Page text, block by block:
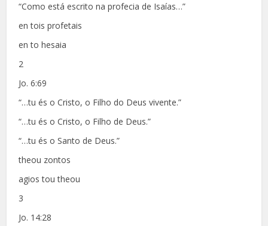
“Como está escrito na profecia de Isaías…”
en tois profetais
en to hesaia
2
Jo. 6:69
“…tu és o Cristo, o Filho do Deus vivente.”
“…tu és o Cristo, o Filho de Deus.”
“…tu és o Santo de Deus.”
theou zontos
agios tou theou
3
Jo. 14:28